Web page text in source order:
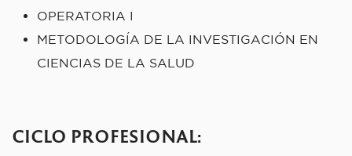
OPERATORIA I
METODOLOGÍA DE LA INVESTIGACIÓN EN
CIENCIAS DE LA SALUD
CICLO PROFESIONAL: